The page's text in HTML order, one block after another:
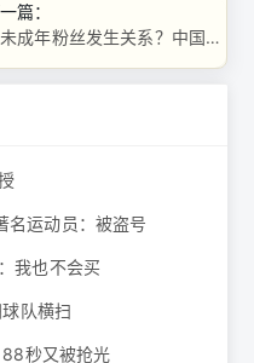
篇：
与未成年粉丝发生关系？中国著名运动员：被盗号
名运动员：被盗号
我也不会买
队横扫
秒又被抢光